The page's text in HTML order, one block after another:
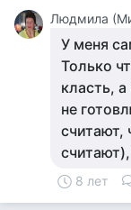
Людмила
У меня
Только
класть,
не
считают,
8 лет